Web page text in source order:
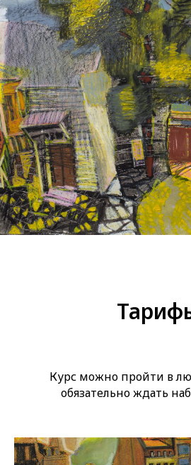
Курс можно пройти в
обязательно ждать